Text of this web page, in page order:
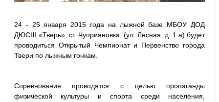
24 - 25 января 2015 года на лыжной базе МБОУ ДОД
ДЮСШ «Тверь», ст. Чуприяновка, (ул. Лесная, д. 1 а) будет
проводиться Открытый Чемпионат и Первенство города
Твери по лыжным гонкам.
Соревнования проводятся с целью пропаганды
физической культуры и спорта среди населения,